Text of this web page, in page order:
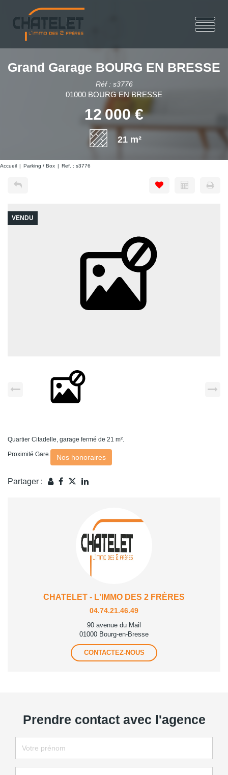
Grand Garage BOURG EN BRESSE
Réf : s3776
01000 BOURG EN BRESSE
12 000 €
21 m²
Accueil Parking / Box Ref. : s3776
VENDU
Quartier Citadelle, garage fermé de 21 m².
Proximité Gare. Nos honoraires
Partager :
CHATELET - L'IMMO DES 2 FRÈRES
04.74.21.46.49
90 avenue du Mail
01000 Bourg-en-Bresse
CONTACTEZ-NOUS
Prendre contact avec l'agence